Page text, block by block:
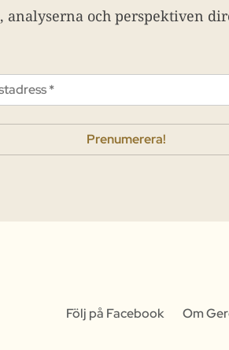
analyserna och perspektiven
Följ på Facebook Om